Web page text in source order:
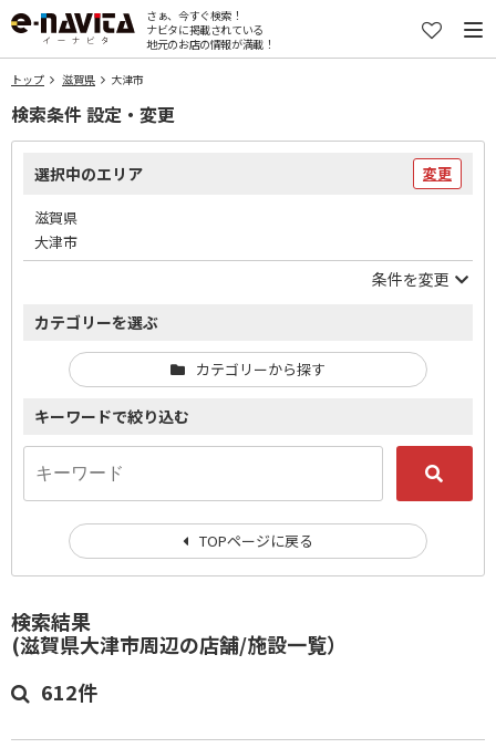
さぁ、今すぐ検索！
ナビタに掲載されている
地元のお店の情報が満載！
トップ 滋賀県 大津市
検索結果
(滋賀県大津市周辺の店舗/施設一覧）
612件
検索条件 設定・変更
選択中のエリア 変更
滋賀県
大津市
条件を変更
カテゴリーを選ぶ
カテゴリーから探す
キーワードで絞り込む
TOPページに戻る